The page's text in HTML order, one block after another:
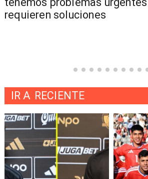
requieren soluciones
IR A RECIENTE